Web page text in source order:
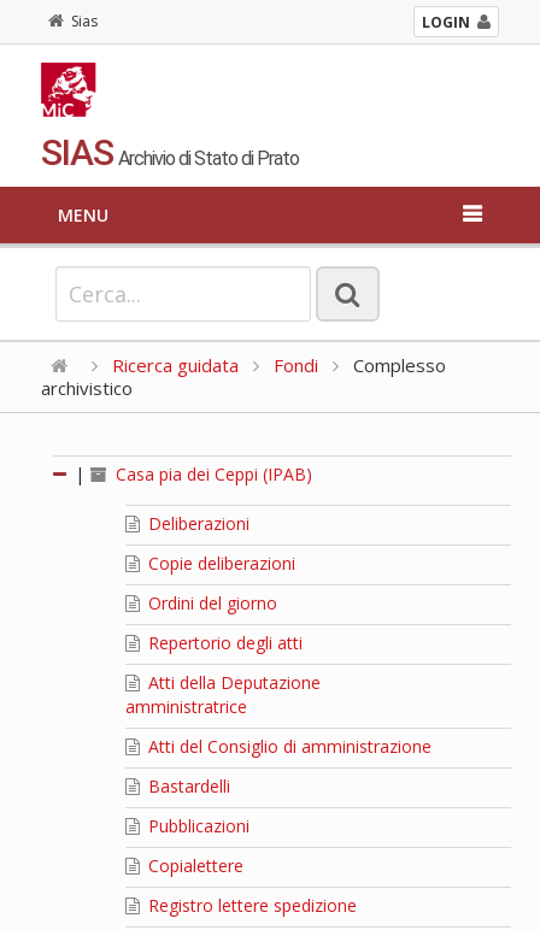
Sias LOGIN
SIAS Archivio di Stato di Prato
MENU
Ricerca guidata Fondi
Complesso
archivistico
| Casa pia dei Ceppi (IPAB)
Deliberazioni
Copie deliberazioni
Ordini del giorno
Repertorio degli atti
Atti della Deputazione
amministratrice
Atti del Consiglio di amministrazione
Bastardelli
Pubblicazioni
Copialettere
Registro lettere spedizione